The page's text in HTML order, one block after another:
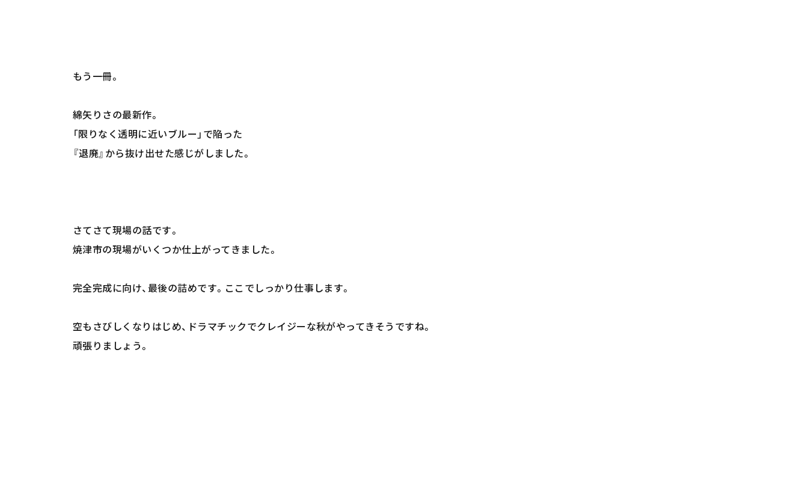
もう一冊。
綿矢りさの最新作。
「限りなく透明に近いブルー」で陥った
『退廃』から抜け出せた感じがしました。
さてさて現場の話です。
焼津市の現場がいくつか仕上がってきました。
完全完成に向け、最後の詰めです。ここでしっかり仕事します。
空もさびしくなりはじめ、ドラマチックでクレイジーな秋がやってきそうですね。
頑張りましょう。